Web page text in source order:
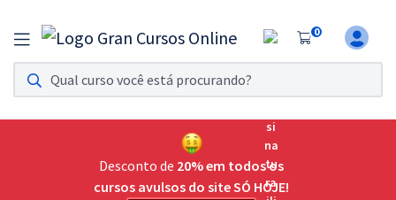
0
Assinatura Ilimitada 11
Acesso a todos os cursos. Teste grátis por 7 dias!
Assinatura OAB Até Passar
Acesso ilimitado a toda preparação para o Exame da
Desconto de 20% em todos os
cursos avulsos do site SÓ HOJE!